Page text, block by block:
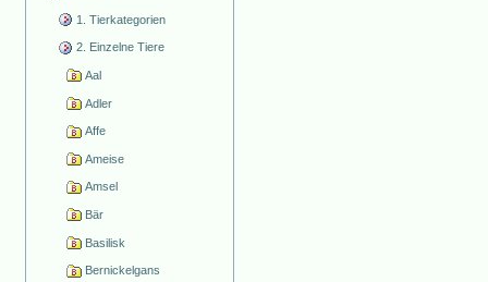
1. Tierkategorien
2. Einzelne Tiere
Aal
Adler
Affe
Ameise
Amsel
Bär
Basilisk
Bernickelgans